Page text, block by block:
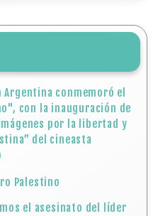
Argentina conmemoró el
con la inauguración de
por la libertad y
del cineasta
Palestino
el asesinato del líder